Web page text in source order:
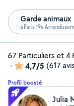
Garde animaux
à Paris 19e
67 Particuliers et 4
-
4,7/5 (617
Profil boosté
Julia